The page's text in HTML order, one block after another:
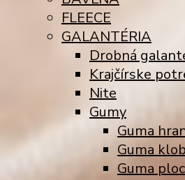
FLEECE
GALANTÉRIA
Drobná
Krajčírske
Nite
Gumy
Guma
Guma
Guma